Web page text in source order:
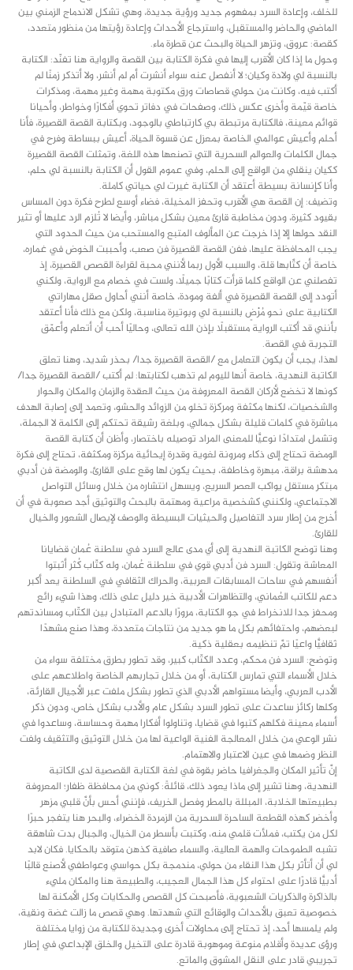
للخلف، وإعادة السرد بمفهوم جديد ورؤية جديدة، وهي تشكل الاندماج الزمني بين
الماضي والحاضر والمستقبل، واسترجاع الأحداث وإعادة رؤيتها من منظور متعدد،
كقصة: عروق، وتزهر الحياة والبحث عن قطرة ماء.
وحول ما إذا كان الأقرب إليها في فكرة الكتابة بين القصة والرواية هنا تفنّد: الكتابة
بالنسبة لي ولادة وكيان؛ لا أنفصل عنه سواء أنشرت أم لم أنشر، ولا أتذكر زمنًا لم
أكتب فيه، وكانت من حولي قصاصات ورق مكتوبة مهمة وغير مهمة، ومذكرات
خاصة قيّمة وأخرى عكس ذلك، وصفحات في دفاتر تحوي أفكارًا وخواطر، وأحيانا
قوائم معينة، فالكتابة مرتبطة بي كارتباطي بالوجود، وبكتابة القصة القصيرة، فأنا
أحلم وأعيش عوالمي الخاصة بمعزل عن قسوة الحياة، أعيش ببساطة وفرح في
جمال الكلمات والعوالم السحرية التي تصنعها هذه اللغة، وتمثلت القصة القصيرة
ككيان ينقلي من الواقع إلى الحلم، وفي عموم القول أن الكتابة بالنسبة لي حلم،
وأنا كإنسانة بسيطة أعتقد أن الكتابة غيرت لي حياتي كاملة.
وتضيف: إن القصة هي الأقرب وتحفز المخيلة، فضاء أوسع لطرح فكرة دون المساس
بقيود كثيرة، ودون مخاطبة قارئ معين بشكل مباشر، وأيضا لا تُلزم الرد عليها أو تثير
النقد حولها إلا إذا خرجت عن المألوف المتبع والمستحب من حيث الحدود التي
يجب المحافظة عليها، ففن القصة القصيرة فن صعب، وأحببت الخوض في غماره،
خاصة أن كتَّابها قلة، والسبب الأول ربما لأنني محبة لقراءة القصص القصيرة، إذ
تفصلني عن الواقع كلما قرأت كتابًا جميلًا، ولست في خصام مع الرواية، ولكني
أتودد إلى القصة القصيرة في ألفة ومودة، خاصة أنني أحاول صقل مهاراتي
الكتابية على نحو مُرْضٍ بالنسبة لي وبوتيرة مناسبة، ولكن مع ذلك فأنا أعتقد
بأنني قد أكتب الرواية مستقبلًا بإذن الله تعالى، وحاليًا أحب أن أتعلم وأعمّق
التجربة في القصة.
لهذا، يجب أن يكون التعامل مع /القصة القصيرة جدا/ بحذر شديد، وهنا تعلق
الكاتبة النهدية، خاصة أنها لليوم لم تذهب لكتابتها: لم أكتب /القصة القصيرة جدا/
كونها لا تخضع لأركان القصة المعروفة من حيث العقدة والزمان والمكان والحوار
والشخصيات، لكنها مكثفة ومركزة تخلو من الزوائد والحشو، وتعمد إلى إصابة الهدف
مباشرة في كلمات قليلة بشكل جمالي، وبلغة رشيقة تحتكم إلى الكلمة لا الجملة،
وتشمل امتدادًا نوعيًّا للمعنى المراد توصيله باختصار، وأظن أن كتابة القصة
الومضة تحتاج إلى ذكاء ومرونة لغوية وقدرة إيحائية مركزة ومكثفة، تحتاج إلى فكرة
مدهشة براقة، مبهرة وخاطفة، بحيث يكون لها وقع على القارئ، والومضة فن أدبي
مبتكر مستقل يواكب العصر السريع، ويسهل انتشاره من خلال وسائل التواصل
الاجتماعي، ولكنني كشخصية مراعية ومهتمة بالبحث والتوثيق أجد صعوبة في أن
أخرج من إطار سرد التفاصيل والحيثيات البسيطة والوصف لإيصال الشعور والخيال
للقارئ.
وهنا توضح الكاتبة النهدية إلى أي مدى عالج السرد في سلطنة عُمان قضايانا
المعاشة وتقول: السرد فن أدبي قوي في سلطنة عُمان، وله كتّاب كُثر أثبتوا
أنفسهم في ساحات المسابقات العربية، والحراك الثقافي في السلطنة يعد أكبر
دعم للكاتب العُماني، والتظاهرات الأدبية خير دليل على ذلك، وهذا شيء رائع
ومحفز جدا للانخراط في جو الكتابة، مرورًا بالدعم المتبادل بين الكتّاب ومساندتهم
لبعضهم، واحتفائهم بكل ما هو جديد من نتاجات متعددة، وهذا صنع مشهدًا
ثقافيًّا واعيًا تمَّ تنظيمه بعقلية ذكية.
وتوضح: السرد فن محكم، وعدد الكتّاب كبير، وقد تطور بطرق مختلفة سواء من
خلال الأسماء التي تمارس الكتابة، أو من خلال تجاربهم الخاصة واطلاعهم على
الأدب العربي، وأيضا مستواهم الأدبي الذي تطور بشكل ملفت عبر الأجيال القارئة،
وكلها ركائز ساعدت على تطور السرد بشكل عام والأدب بشكل خاص، ودون ذكر
أسماء معينة فكلهم كتبوا في قضايا، وتناولوا أفكارا مهمة وحساسة، وساعدوا في
نشر الوعي من خلال المعالجة الفنية الواعية لها من خلال التوثيق والتثقيف ولفت
النظر وضمها في عين الاعتبار والاهتمام.
إنَّ تأثير المكان والجغرافيا حاضر بقوة في لغة الكتابة القصصية لدى الكاتبة
النهدية، وهنا تشير إلى ماذا يعود ذلك، قائلةً: كوني من محافظة ظفار؛ المعروفة
بطبيعتها الخلابة، المبللة بالمطر وفصل الخريف، فإنني أحس بأنَّ قلبي مزهر
وأخضر كهذه القطعة الساحرة السحرية من الزمردة الخضراء، والبحر هنا يتفجر حبرًا
لكل من يكتب، فملأت قلمي منه، وكتبت بأسطر من الخيال، والجبال بدت شاهقة
تشبه الطموحات والهمة العالية، والسماء صافية كذهن متوقد بالحكايا. فكان لابد
لي أن أتأثر بكل هذا النقاء من حولي، مندمجة بكل حواسي وعواطفي لأصنع قالبًا
أدبيًّا قادرًا على احتواء كل هذا الجمال العجيب، والطبيعة هنا والمكان مليء
بالذاكرة والذكريات الشعبوية، فأصبحت كل القصص والحكايات وكل الأمكنة لها
خصوصية تعبق بالأحداث والوقائع التي شهدتها. وهي قصص ما زالت غضة ونقية،
ولم يلمسها أحد، إذ تحتاج إلى محاولات أخرى وجديدة للكتابة من زوايا مختلفة
ورؤى عديدة وأقلام منوعة وموهوبة قادرة على التخيل والخلق الإبداعي في إطار
تجريبي قادر على النقل المشوق والماتع.